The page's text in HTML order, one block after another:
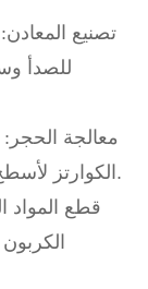
1) تصنيع المعادن:
للصدأ
2) معالجة الحجر:
الكوارتز لأسطح العمل والأرضيات والديكورات المعمارية.
3)قطع المواد